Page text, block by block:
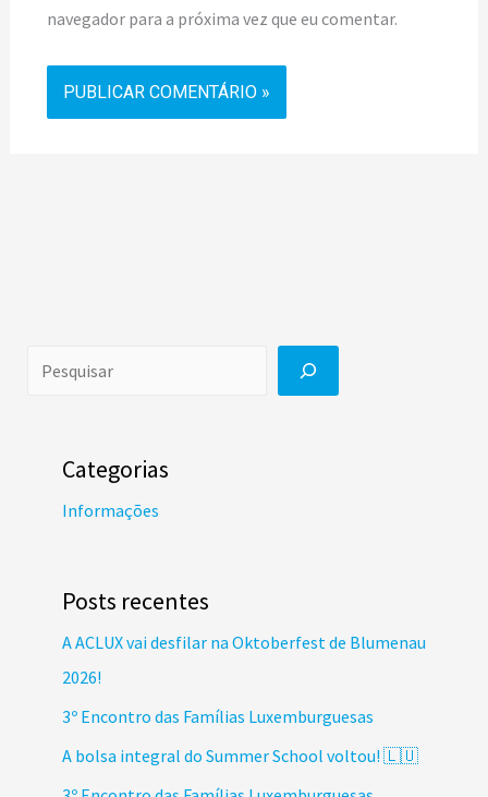
navegador para a próxima vez que eu comentar.
Categorias
Informações
Posts recentes
A ACLUX vai desfilar na Oktoberfest de Blumenau
2026!
3º Encontro das Famílias Luxemburguesas
A bolsa integral do Summer School voltou! 🇱🇺